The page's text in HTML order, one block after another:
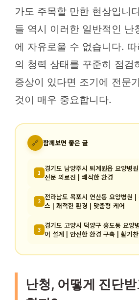
가도 주목할 만한 현상입니
들 역시 이러한 일반적인 난
에 자유로울 수 없습니다.
의 청력 상태를 꾸준히 점검
증상이 있다면 조기에 전문
것이 매우 중요합니다.
🔗 함께보면 좋은 글
1 경기도 남양주시 퇴계원읍 요양병
전문 의료진 | 쾌적한 환경
2 전라남도 목포시 연산동 요양병원 |
스 | 쾌적한 환경 | 맞춤형 케어
3 경기도 고양시 덕양구 흥도동 요양
어 설계 | 안전한 환경 구축 | 활기
난청, 어떻게 진단